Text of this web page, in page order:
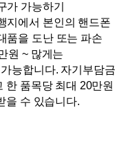
가 가능하기
지에서 본인의 핸드폰
품을 도난 또는 파손
원 ~ 많게는
능합니다. 자기부담금
한 품목당 최대 20만원
을 수 있습니다.